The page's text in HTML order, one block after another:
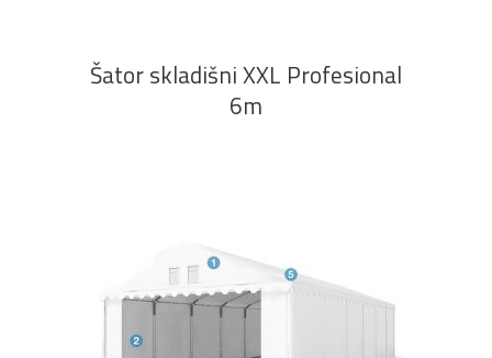
Šator skladišni XXL Profesional
6m